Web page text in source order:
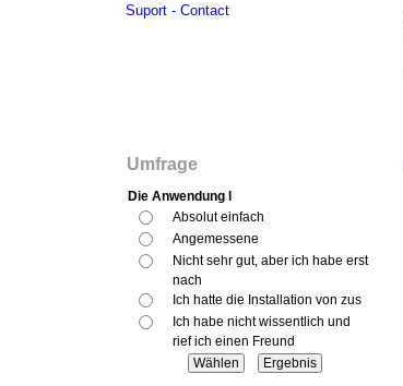
Suport - Contact
Umfrage
Die Anwendung l
Absolut einfach
Angemessene
Nicht sehr gut, aber ich habe erst
nach
Ich hatte die Installation von zus
Ich habe nicht wissentlich und
rief ich einen Freund